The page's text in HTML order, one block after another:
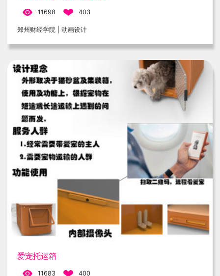
11698 403
郑州财经学院 | 动画设计
爱宠托运箱
11683 400